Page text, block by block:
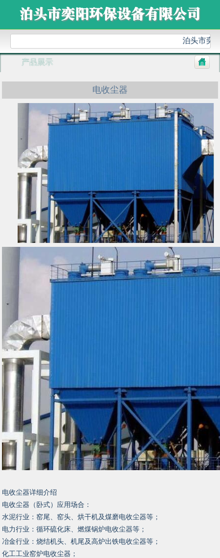
泊头市奕
产品展示
电收尘器
电收尘器详细介绍
电收尘器（卧式）应用场合：
水泥行业：窑尾、窑头、烘干机及煤磨电收尘器等；
电力行业：循环硫化床、燃煤锅炉电收尘器等；
冶金行业：烧结机头、机尾及高炉出铁电收尘器等；
化工工业窑炉电收尘器；